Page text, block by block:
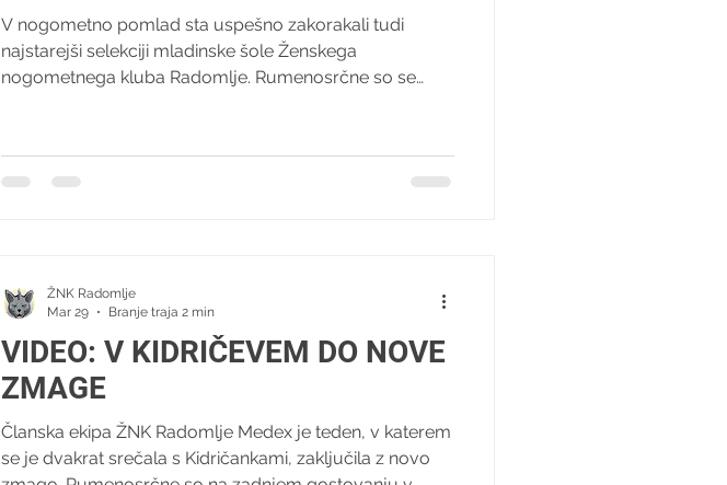
V nogometno pomlad sta uspešno zakorakali tudi
najstarejši selekciji mladinske šole Ženskega
nogometnega kluba Radomlje. Rumenosrčne so se
državnega prvenstva odigrala selekcija ŽNK Radomlje
DU15. Rumenosrčne so na domačem igrišču premagale
VIDEO: V KIDRIČEVEM DO NOVE
ZMAGE
Članska ekipa ŽNK Radomlje Medex je teden, v katerem
se je dvakrat srečala s Kidričankami, zaključila z novo
ŽNK Radomlje
Mar 29
Branje traja 2 min